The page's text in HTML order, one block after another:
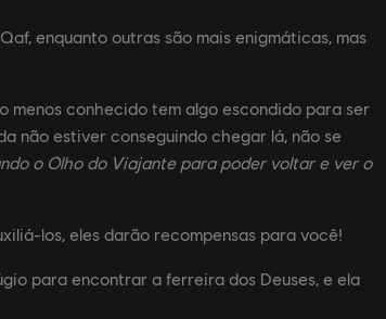
enquanto outras são mais enigmáticas, mas
menos conhecido tem algo escondido para ser
não estiver conseguindo chegar lá, não se
o Olho do Viajante para poder voltar e ver o
los, eles darão recompensas para você!
para encontrar a ferreira dos Deuses, e ela